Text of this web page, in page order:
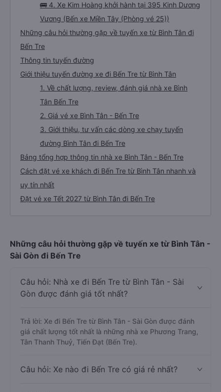
🚌 4. Xe Kim Hoàng khởi hành tại 395 Kinh Dương
Vương (Bến xe Miền Tây (Phòng vé 25))
Những câu hỏi thường gặp về tuyến xe từ Bình Tân đi
Bến Tre
Thông tin tuyến đường
Giới thiệu tuyến đường xe đi Bến Tre từ Bình Tân
1. Về chất lượng, review, đánh giá nhà xe Bình
Tân Bến Tre
2. Giá vé xe Bình Tân - Bến Tre
3. Giới thiệu, tư vấn các dòng xe chạy tuyến
đường Bình Tân đi Bến Tre
Bảng tổng hợp thông tin nhà xe Bình Tân - Bến Tre
Cách đặt vé xe khách đi Bến Tre từ Bình Tân nhanh và
uy tín nhất
Đặt vé xe Tết 2027 từ Bình Tân đi Bến Tre
Những câu hỏi thường gặp về tuyến xe từ Bình Tân -
Sài Gòn đi Bến Tre
Câu hỏi: Nhà xe đi Bến Tre từ Bình Tân - Sài
Gòn được đánh giá tốt nhất?
Trả lời: Xe đi Bến Tre từ Bình Tân - Sài Gòn được đánh
giá chất lượng tốt nhất là những nhà xe Phương Trang,
Tân Thanh Thuỷ, Tiến Đạt (Bến Tre).
Câu hỏi: Xe nào đi Bến Tre có giá rẻ nhất?